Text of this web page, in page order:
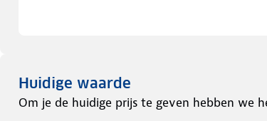
Huidige waarde
Om je de huidige prijs te geven hebben we